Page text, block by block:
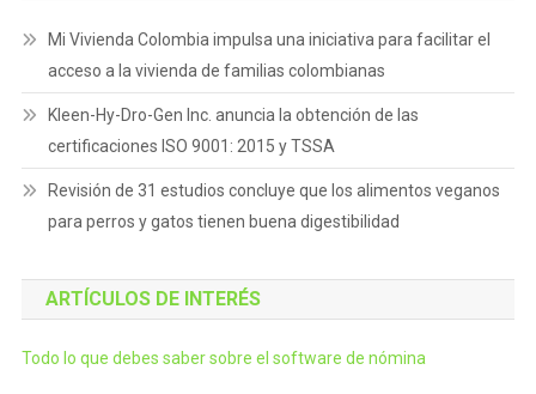
Mi Vivienda Colombia impulsa una iniciativa para facilitar el
acceso a la vivienda de familias colombianas
Kleen-Hy-Dro-Gen Inc. anuncia la obtención de las
certificaciones ISO 9001: 2015 y TSSA
Revisión de 31 estudios concluye que los alimentos veganos
para perros y gatos tienen buena digestibilidad
ARTÍCULOS DE INTERÉS
Todo lo que debes saber sobre el software de nómina